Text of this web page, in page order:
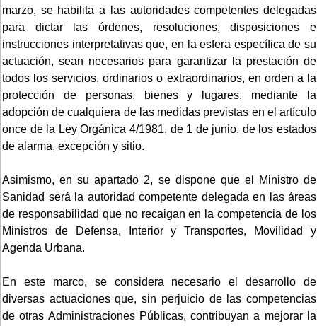
marzo, se habilita a las autoridades competentes delegadas
para dictar las órdenes, resoluciones, disposiciones e
instrucciones interpretativas que, en la esfera específica de su
actuación, sean necesarios para garantizar la prestación de
todos los servicios, ordinarios o extraordinarios, en orden a la
protección de personas, bienes y lugares, mediante la
adopción de cualquiera de las medidas previstas en el artículo
once de la Ley Orgánica 4/1981, de 1 de junio, de los estados
de alarma, excepción y sitio.
Asimismo, en su apartado 2, se dispone que el Ministro de
Sanidad será la autoridad competente delegada en las áreas
de responsabilidad que no recaigan en la competencia de los
Ministros de Defensa, Interior y Transportes, Movilidad y
Agenda Urbana.
En este marco, se considera necesario el desarrollo de
diversas actuaciones que, sin perjuicio de las competencias
de otras Administraciones Públicas, contribuyan a mejorar la